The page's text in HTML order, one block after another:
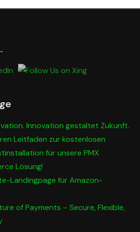
Innovation gestaltet Zukunft.
Leitfaden zur kostenlosen
für unsere PMX
Lösung!
Landingpage für Amazon-
of Payments – Secure, Flexible,